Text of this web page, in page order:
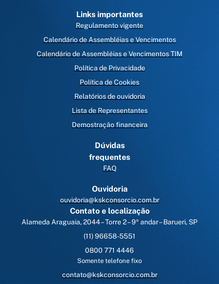
Links importantes
Regulamento vigente
Calendário de Assembléias e Vencimentos
Calendário de Assembléias e Vencimentos TIM
Política de Privacidade
Política de Cookies
Relatórios de ouvidoria
Lista de Representantes
Demostração financeira
Dúvidas
frequentes
FAQ
Ouvidoria
ouvidoria@kskconsorcio.com.br
Contato e localização
Alameda Araguaia, 2044 – Torre 2 – 9º andar – Barueri, SP
(11) 96658-5551
0800 771 4446
Somente telefone fixo
contato@kskconsorcio.com.br